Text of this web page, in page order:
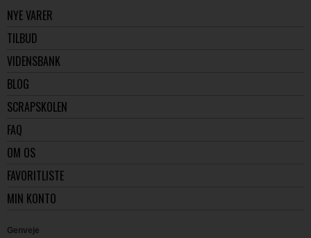
NYE VARER
TILBUD
VIDENSBANK
BLOG
SCRAPSKOLEN
FAQ
OM OS
FAVORITLISTE
MIN KONTO
Genveje